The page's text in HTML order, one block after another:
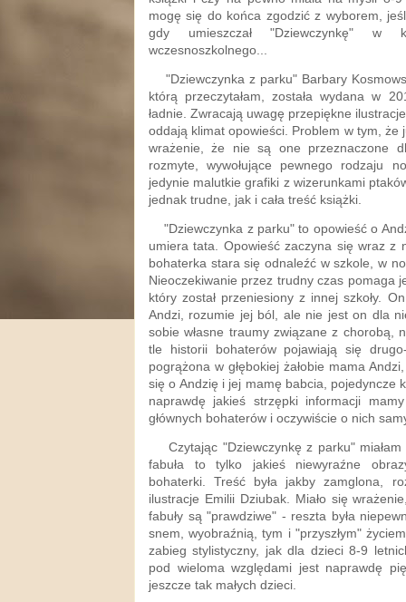
mogę się do końca zgodzić z wyborem,
gdy umieszczał "Dziewczynkę" w
wczesnoszkolnego...
"Dziewczynka z parku" Barbary
którą przeczytałam, została wydana w
ładnie. Zwracają uwagę przepiękne
oddają klimat opowieści. Problem w tym, że
wrażenie, że nie są one przeznaczone
rozmyte, wywołujące pewnego rodzaju
jedynie malutkie grafiki z wizerunkami
jednak trudne, jak i cała treść książki.
"Dziewczynka z parku" to opowieść o
umiera tata. Opowieść zaczyna się wraz z
bohaterka stara się odnaleźć w szkole, w
Nieoczekiwanie przez trudny czas pomaga
który został przeniesiony z innej szkoły.
Andzi, rozumie jej ból, ale nie jest on dla
sobie własne traumy związane z chorobą,
tle historii bohaterów pojawiają się
pogrążona w głębokiej żałobie mama
się o Andzię i jej mamę babcia, pojedyncze
naprawdę jakieś strzępki informacji
głównych bohaterów i oczywiście o nich
Czytając "Dziewczynkę z parku" miałam
fabuła to tylko jakieś niewyraźne
bohaterki. Treść była jakby zamglona,
ilustracje Emilii Dziubak. Miało się
fabuły są "prawdziwe" - reszta była
snem, wyobraźnią, tym i "przyszłym"
zabieg stylistyczny, jak dla dzieci 8-9
pod wieloma względami jest naprawdę
jeszcze tak małych dzieci.